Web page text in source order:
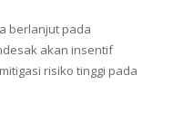
berlanjut pada
akan insentif
risiko tinggi pada